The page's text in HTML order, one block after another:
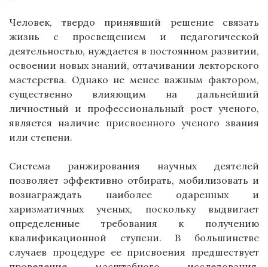
Человек, твердо принявший решение связать
жизнь с просвещением и педагогической
деятельностью, нуждается в постоянном развитии,
освоении новых знаний, оттачивании лекторского
мастерства. Однако не менее важным фактором,
существенно влияющим на дальнейший
личностный и профессиональный рост ученого,
является наличие присвоенного ученого звания
или степени.
Система ранжирования научных деятелей
позволяет эффективно отбирать, мобилизовать и
вознаграждать наиболее одаренных и
харизматичных ученых, поскольку выдвигает
определенные требования к получению
квалификационной ступени. В большинстве
случаев процедуре ее присвоения предшествует